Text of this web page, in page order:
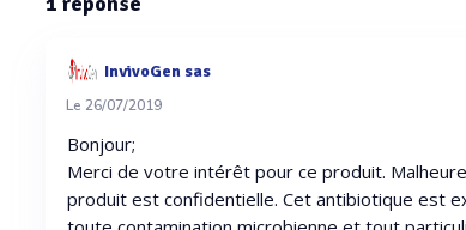
InvivoGen sas
Le 26/07/2019
Bonjour;
Merci de votre intérêt pour ce produit.
produit est confidentielle. Cet antibiotique est